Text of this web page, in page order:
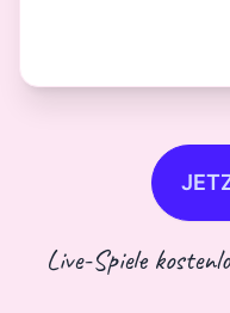
Live-Spiele